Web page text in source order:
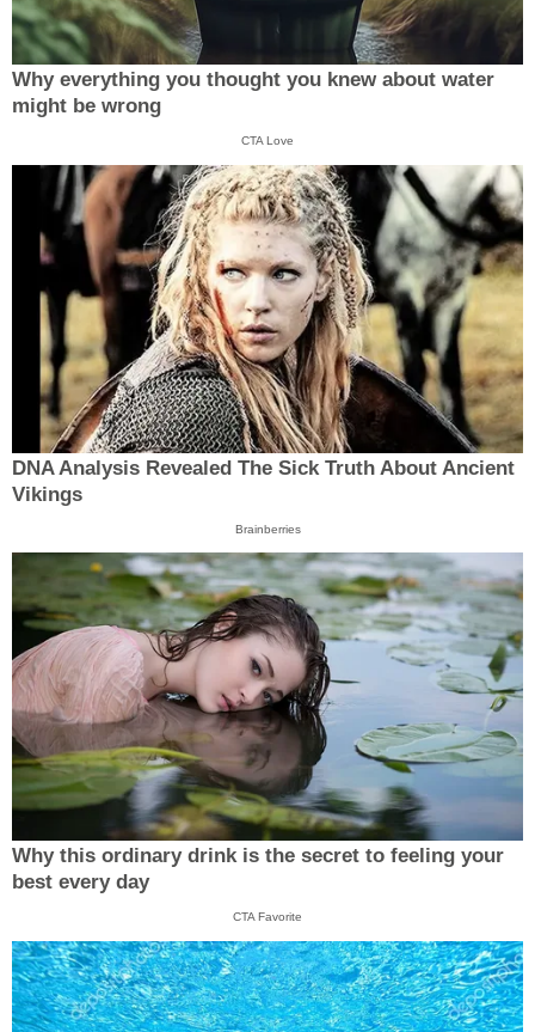
Why everything you thought you knew about water
might be wrong
CTA Love
DNA Analysis Revealed The Sick Truth About Ancient
Vikings
Brainberries
Why this ordinary drink is the secret to feeling your
best every day
CTA Favorite